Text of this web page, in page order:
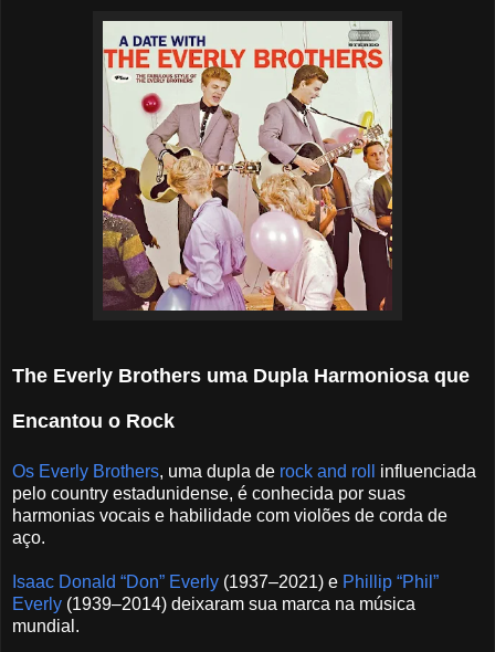
The Everly Brothers uma Dupla Harmoniosa que
Encantou o Rock
Os Everly Brothers, uma dupla de rock and roll
influenciada
pelo country estadunidense, é conhecida por suas
harmonias vocais e habilidade com violões de corda de
aço.
Isaac Donald “Don” Everly (1937–2021) e Phillip “Phil”
Everly (1939–2014) deixaram sua marca na música
mundial.